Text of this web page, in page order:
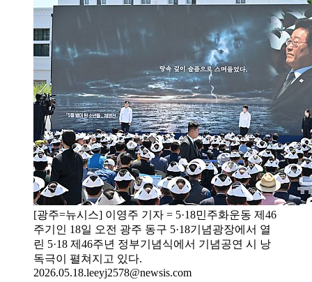
[광주=뉴시스] 이영주 기자 = 5·18민주화운동 제46
주기인 18일 오전 광주 동구 5·18기념광장에서 열
린 5·18 제46주년 정부기념식에서 기념공연 시 낭
독극이 펼쳐지고 있다.
2026.05.18.leeyj2578@newsis.com